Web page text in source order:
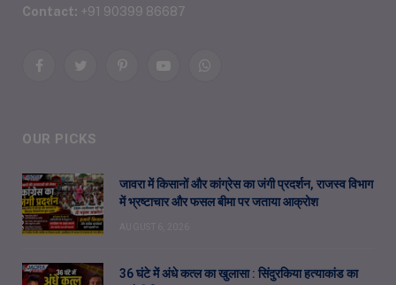
Contact: +91 90399 86687
FacebookTwitterPinterestYouTubeWhatsApp
OUR PICKS
जावरा में किसानों और कांग्रेस का जंगी प्रदर्शन, राजस्व विभाग
में भ्रष्टाचार और फसल बीमा पर जताया आक्रोश
36 घंटे में अंधे कत्ल का खुलासा : सिंदुरकिया हत्याकांड का